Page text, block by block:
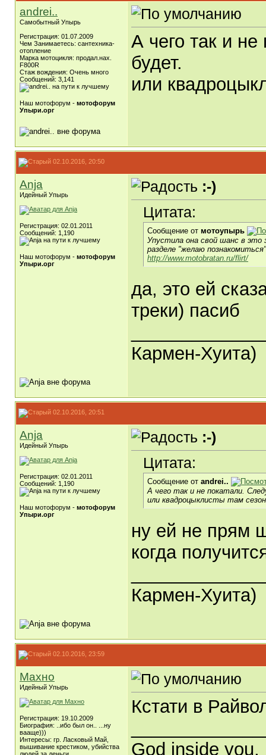
andrei..
Самобытный Упырь
Регистрация: 01.07.2009
Чем Занимаетесь: сантехника-
отопление
Марка мотоцикля: продал.нах.
F800R
Стаж вождения: Очень много
Сообщений: 3,141
Наш мотофорум - мотофорум
Упыри.орг
А чего так и
будет.
или
02.10.2016, 20:50
Anja
Идейный Упырь
Регистрация: 02.01.2011
Сообщений: 1,190
Наш мотофорум - мотофорум
Упыри.орг
:-)
Цитата:
Сообщение от мотоупырь
Упустила она свой шанс в
разделе "желаю познакомиться"
http://www.motobratan.ru/flirt/
да, это ей
треки) пасиб
Кармен-Хуита)
02.10.2016, 20:51
Anja
Идейный Упырь
Регистрация: 02.01.2011
Сообщений: 1,190
Наш мотофорум - мотофорум
Упыри.орг
:-)
Цитата:
Сообщение от andrei..
А чего так и не покатали.
или квадроцыклисты там
ну ей не прям
когда
Кармен-Хуита)
02.10.2016, 23:59
Махно
Идейный Упырь
Регистрация: 19.10.2009
Биография: ..ибо был он.. ...ну
вааще)))
Интересы: гр. Ласковый Май,
вышивание крестиком, убийства
Кстати в
God inside